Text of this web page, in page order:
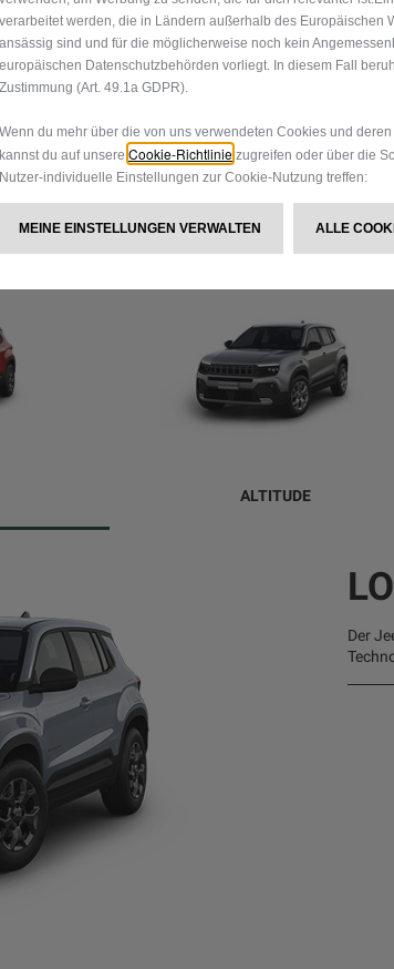
TECHNISCHE DETAILS UND
GANZ IHR
ALTITUDE
Der
verarbeitet werden, die in Ländern außerhalb des Europäischen
ansässig sind und für die möglicherweise noch kein
europäischen Datenschutzbehörden vorliegt. In diesem Fall
Zustimmung (Art. 49.1a GDPR).
Wenn du mehr über die von uns verwendeten Cookies und
kannst du auf unsere Cookie-Richtlinie zugreifen oder über die
Nutzer-individuelle Einstellungen zur Cookie-Nutzung treffen:
MEINE EINSTELLUNGEN VERWALTEN ALLE